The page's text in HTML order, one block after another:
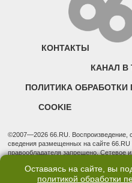
КОНТАКТЫ
КАНАЛ В
ПОЛИТИКА
COOKIE
©2007—2026 66.RU. Воспроизведение,
сведения размещенных на сайте 66.RU
правообладателя запрещено. Сетевое
надзору в сфере связи,
(Роскомнадзор). Регистрационный
Оставаясь на сайте, вы
политикой обработки